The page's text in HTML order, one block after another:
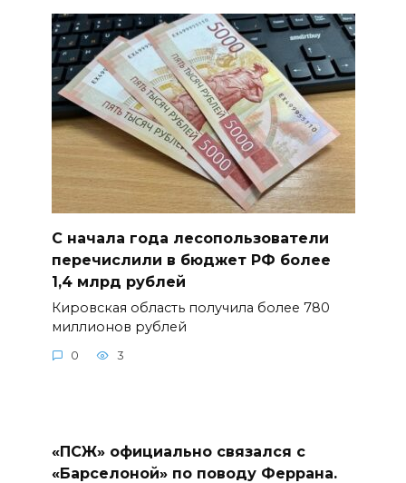
С начала года лесопользователи
перечислили в бюджет РФ более
1,4 млрд рублей
Кировская область получила более 780
миллионов рублей
0 3
«ПСЖ» официально связался с
«Барселоной» по поводу Феррана.